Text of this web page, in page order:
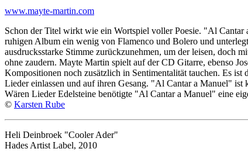
www.mayte-martin.com
Schon der Titel wirkt wie ein Wortspiel voller Poesie. "Al Cantar
ruhigen Album ein wenig von Flamenco und Bolero und
ausdrucksstarke Stimme zurückzunehmen, um der leisen, doch
ohne zaudern. Mayte Martin spielt auf der CD Gitarre, ebenso
Kompositionen noch zusätzlich in Sentimentalität tauchen. Es ist
Lieder einlassen und auf ihren Gesang. "Al Cantar a Manuel" ist
Wären Lieder Edelsteine benötigte "Al Cantar a Manuel" eine
© Karsten Rube
Heli Deinbroek "Cooler Ader"
Hades Artist Label, 2010